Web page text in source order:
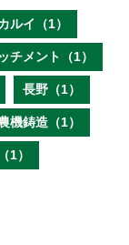
ルイ（1）
チメント（1）
長野（1）
機鋳造（1）
1）